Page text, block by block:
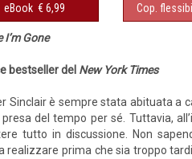
eBook € 6,99 Cop.
I’m Gone
bestseller del New York Times
Sinclair è sempre stata abituata a
del tempo per sé. Tuttavia,
tutto in discussione. Non
prima che sia troppo